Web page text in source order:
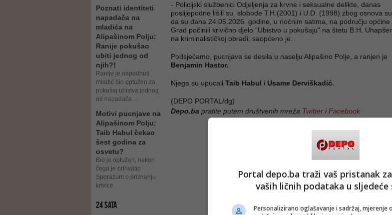
Poznati identiteti
napadača na
mladića na
Alipašinom Polju:
Ranije pokušao
ubiti jednog od
njih?!
Ranije je napadnuti
mladić bio optužen za
pokušaj ubistva jednog
od napadača ...
Motivi pucnjave na
Alipašinom Polju:
Taib Habul čekao
šest godina za
osvetu?
Bio je optužen, nakon
čega je prihvatio
Sporazum o priznanju
krivice
24 SATA
- Policijski službenici Odjeljenja za krvne i seksualne delikte, danas
poslijepodne lišili su slobode T.H.(2001) i U.D. (1998) zbog osnova
da su dana 24.05.2026. godine, u noćnim satima, na području općine
Grad počinili krivično djelo "Ubistvo u pokušaju" na štetu B.H.
na kriminalističkoj obradi, saopćeno je.
Podsjećamo, pucnjava se desila u naselju Alipašino Polje, a ranjen je
Benjamin Hastor.
Njega su upucali Taib Habul i Usame Derviškadić.
(DEPO PORTAL/dg)
Depo.ba pratite putem društvenih mreža Twitter iFacebook
Portal depo.ba traži vaš pristanak
vaših ličnih podataka u sljedeće
Personalizirano oglašavanje i sadržaj, mjerenje